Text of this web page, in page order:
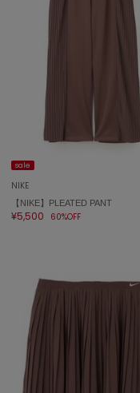
sale
NIKE
【NIKE】PLEATED PANT
¥5,500 60%OFF